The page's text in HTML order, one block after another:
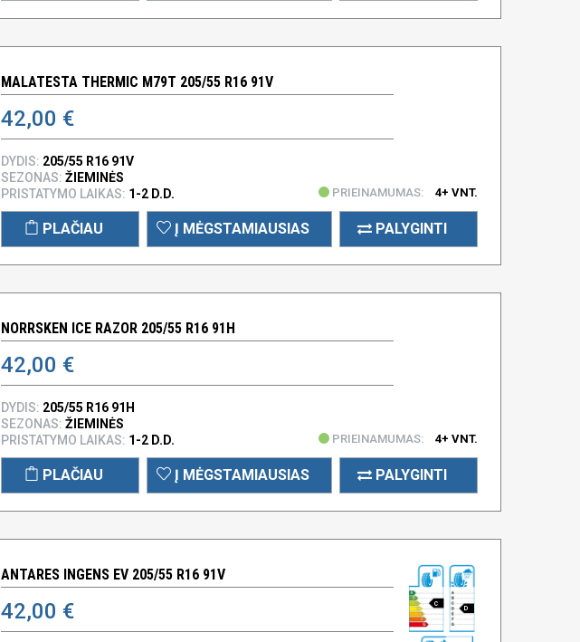
MALATESTA THERMIC M79T 205/55 R16 91V
42,00 €
DYDIS: 205/55 R16 91V
SEZONAS: ŽIEMINĖS
PRISTATYMO LAIKAS: 1-2 D.D. PRIEINAMUMAS: 4+ VNT.
PLAČIAU Į MĖGSTAMIAUSIAS PALYGINTI
NORRSKEN ICE RAZOR 205/55 R16 91H
42,00 €
DYDIS: 205/55 R16 91H
SEZONAS: ŽIEMINĖS
PRISTATYMO LAIKAS: 1-2 D.D. PRIEINAMUMAS: 4+ VNT.
PLAČIAU Į MĖGSTAMIAUSIAS PALYGINTI
ANTARES INGENS EV 205/55 R16 91V
42,00 € C
D